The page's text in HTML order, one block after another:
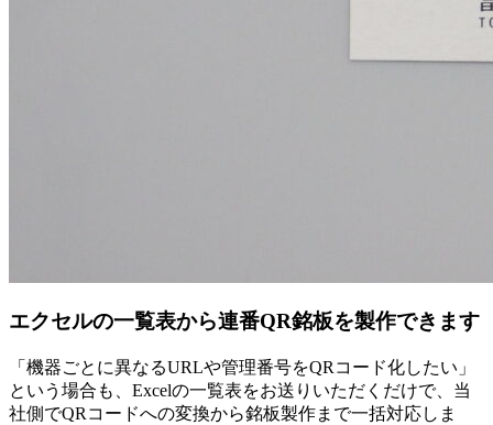
エクセルの一覧表から連番QR銘板を製作できます
「機器ごとに異なるURLや管理番号をQRコード化したい」
という場合も、Excelの一覧表をお送りいただくだけで、当
社側でQRコードへの変換から銘板製作まで一括対応しま